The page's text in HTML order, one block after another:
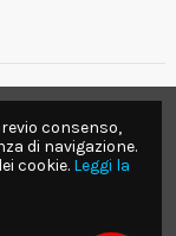
consenso,
di navigazione.
cookie. Leggi la